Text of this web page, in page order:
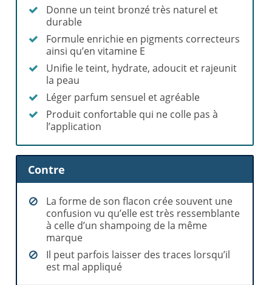
Donne un teint bronzé très naturel et
durable
Formule enrichie en pigments correcteurs
ainsi qu’en vitamine E
Unifie le teint, hydrate, adoucit et rajeunit
la peau
Léger parfum sensuel et agréable
Produit confortable qui ne colle pas à
l’application
Contre
La forme de son flacon crée souvent une
confusion vu qu’elle est très ressemblante
à celle d’un shampoing de la même
marque
Il peut parfois laisser des traces lorsqu’il
est mal appliqué